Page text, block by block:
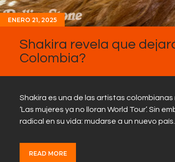
ENERO 21, 2025
Shakira revela que
Colombia?
Shakira es una de las artistas colombianas
‘Las mujeres ya no lloran World Tour’.
radical en su vida: mudarse a un nuevo
READ MORE